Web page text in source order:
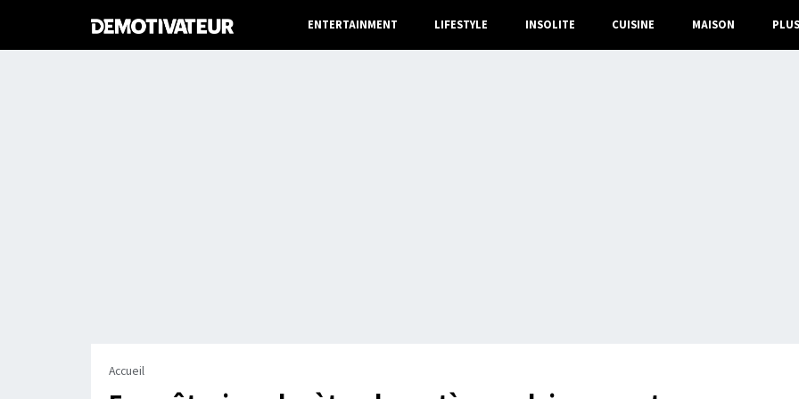
ENTERTAINMENT LIFESTYLE INSOLITE CUISINE MAISON PLUS
Accueil